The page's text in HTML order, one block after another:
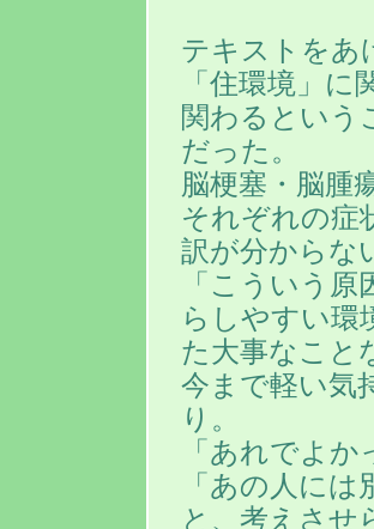
テキストをあ
「住環境」
関わるという
だった。
脳梗塞・脳腫
それぞれの症
訳が分からな
「こういう
らしやすい環
た大事なこと
今まで軽い気
り。
「あれでよ
「あの人に
と、考えさせ